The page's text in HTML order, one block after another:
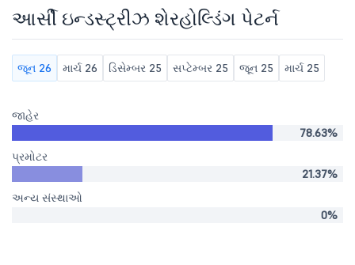
આર્સી ઇન્ડસ્ટ્રીઝ શેરહોલ્ડિંગ પેટર્ન
જૂન 26 માર્ચ 26 ડિસેમ્બર 25 સપ્ટેમ્બર 25 જૂન 25 માર્ચ 25
જાહેર
78.63%
પ્રમોટર
21.37%
અન્ય સંસ્થાઓ
0%